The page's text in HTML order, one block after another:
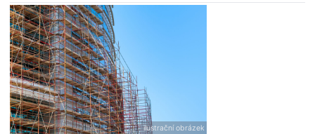
ilustrační obrázek